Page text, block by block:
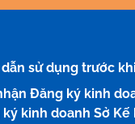
sử dụng trước
Đăng ký kinh
kinh doanh Sở